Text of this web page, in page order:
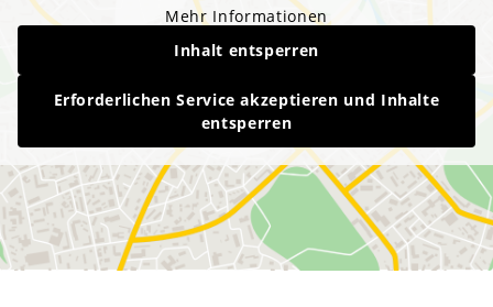
Mehr Informationen
Inhalt entsperren
Erforderlichen Service akzeptieren und Inhalte
entsperren